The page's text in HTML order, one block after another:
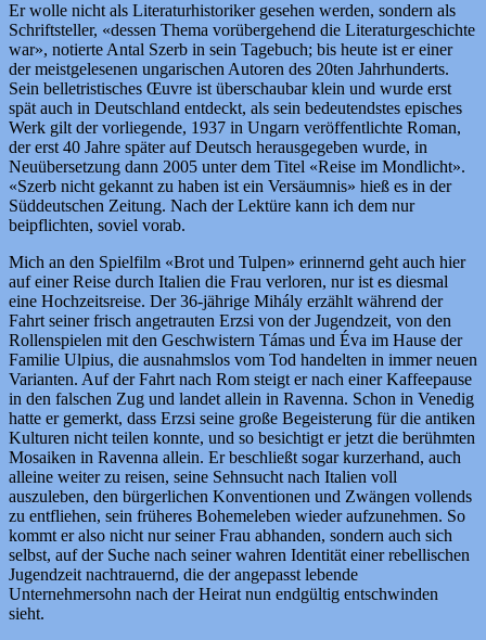
Er wolle nicht als Literaturhistoriker gesehen werden, sondern als
Schriftsteller, «dessen Thema vorübergehend die Literaturgeschichte
war», notierte Antal Szerb in sein Tagebuch; bis heute ist er einer
der meistgelesenen ungarischen Autoren des 20ten Jahrhunderts.
Sein belletristisches Œuvre ist überschaubar klein und wurde erst
spät auch in Deutschland entdeckt, als sein bedeutendstes episches
Werk gilt der vorliegende, 1937 in Ungarn veröffentlichte Roman,
der erst 40 Jahre später auf Deutsch herausgegeben wurde, in
Neuübersetzung dann 2005 unter dem Titel «Reise im Mondlicht».
«Szerb nicht gekannt zu haben ist ein Versäumnis» hieß es in der
Süddeutschen Zeitung. Nach der Lektüre kann ich dem nur
beipflichten, soviel vorab.
Mich an den Spielfilm «Brot und Tulpen» erinnernd geht auch hier
auf einer Reise durch Italien die Frau verloren, nur ist es diesmal
eine Hochzeitsreise. Der 36-jährige Mihály erzählt während der
Fahrt seiner frisch angetrauten Erzsi von der Jugendzeit, von den
Rollenspielen mit den Geschwistern Támas und Éva im Hause der
Familie Ulpius, die ausnahmslos vom Tod handelten in immer neuen
Varianten. Auf der Fahrt nach Rom steigt er nach einer Kaffeepause
in den falschen Zug und landet allein in Ravenna. Schon in Venedig
hatte er gemerkt, dass Erzsi seine große Begeisterung für die antiken
Kulturen nicht teilen konnte, und so besichtigt er jetzt die berühmten
Mosaiken in Ravenna allein. Er beschließt sogar kurzerhand, auch
alleine weiter zu reisen, seine Sehnsucht nach Italien voll
auszuleben, den bürgerlichen Konventionen und Zwängen vollends
zu entfliehen, sein früheres Bohemeleben wieder aufzunehmen. So
kommt er also nicht nur seiner Frau abhanden, sondern auch sich
selbst, auf der Suche nach seiner wahren Identität einer rebellischen
Jugendzeit nachtrauernd, die der angepasst lebende
Unternehmersohn nach der Heirat nun endgültig entschwinden
sieht.